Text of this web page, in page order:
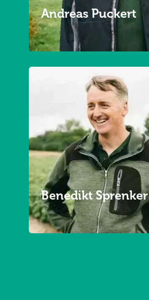
Andreas Puckert
Benedikt Sprenker